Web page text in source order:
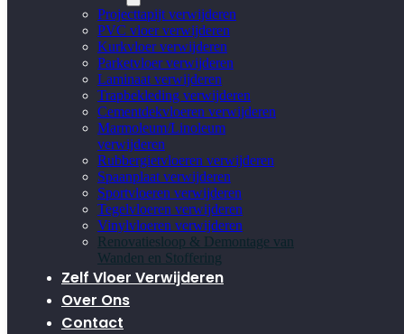
Projecttapijt verwijderen
PVC vloer verwijderen
Kurkvloer verwijderen
Parketvloer verwijderen
Laminaat verwijderen
Trapbekleding verwijderen
Cementdekvloeren verwijderen
Marmoleum/Linoleum
verwijderen
Rubbergietvloeren verwijderen
Spaanplaat verwijderen
Sportvloeren verwijderen
Tegelvloeren verwijderen
Vinylvloeren verwijderen
Renovatiesloop & Demontage van
Wanden en Stoffering
Zelf Vloer Verwijderen
Over Ons
Contact